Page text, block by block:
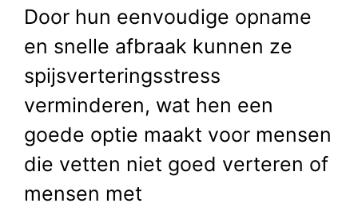
Door hun eenvoudige opname
en snelle afbraak kunnen ze
spijsverteringsstress
verminderen, wat hen een
goede optie maakt voor mensen
die vetten niet goed verteren of
mensen met